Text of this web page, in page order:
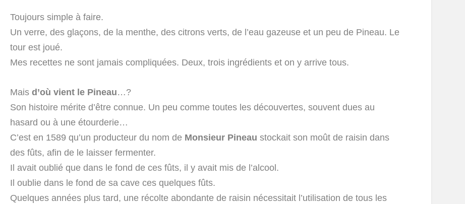
Toujours simple à faire.
Un verre, des glaçons, de la menthe, des citrons verts, de l’eau gazeuse et un peu de Pineau. Le
tour est joué.
Mes recettes ne sont jamais compliquées. Deux, trois ingrédients et on y arrive tous.
Mais d’où vient le Pineau…?
Son histoire mérite d’être connue. Un peu comme toutes les découvertes, souvent dues au
hasard ou à une étourderie…
C’est en 1589 qu’un producteur du nom de Monsieur Pineau stockait son moût de raisin dans
des fûts, afin de le laisser fermenter.
Il avait oublié que dans le fond de ces fûts, il y avait mis de l’alcool.
Il oublie dans le fond de sa cave ces quelques fûts.
Quelques années plus tard, une récolte abondante de raisin nécessitait l’utilisation de tous les